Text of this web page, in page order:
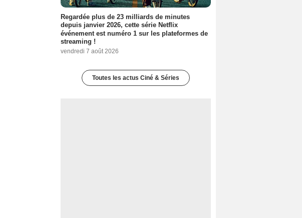
Regardée plus de 23 milliards de minutes
depuis janvier 2026, cette série Netflix
événement est numéro 1 sur les plateformes de
streaming !
vendredi 7 août 2026
Toutes les actus Ciné & Séries